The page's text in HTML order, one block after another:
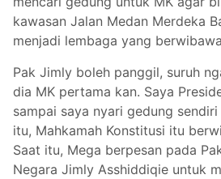
kawasan Jalan Medan Merdeka
menjadi lembaga yang
Pak Jimly boleh panggil, suruh
dia MK pertama kan. Saya
sampai saya nyari gedung
itu, Mahkamah Konstitusi itu
Saat itu, Mega berpesan pada
Negara Jimly Asshiddiqie untuk